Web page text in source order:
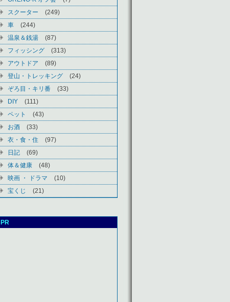
スクーター
(249)
車
(244)
温泉＆銭湯
(87)
フィッシング
(313)
アウトドア
(89)
登山・トレッキング
(24)
ぞろ目・キリ番
(33)
DIY
(111)
ペット
(43)
お酒
(33)
衣・食・住
(97)
日記
(69)
体＆健康
(48)
映画 ・ ドラマ
(10)
宝くじ
(21)
PR